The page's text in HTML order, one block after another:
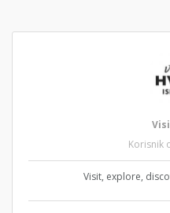
Korisnik
Visit, explore,